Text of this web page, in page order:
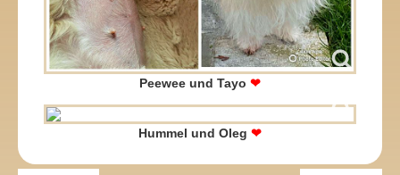
Peewee und Tayo ❤
Hummel und Oleg ❤